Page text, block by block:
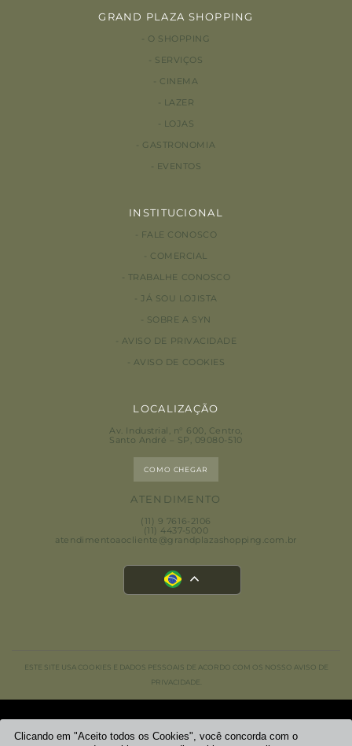
GRAND PLAZA SHOPPING
O SHOPPING
SERVIÇOS
CINEMA
LAZER
LOJAS
GASTRONOMIA
EVENTOS
INSTITUCIONAL
FALE CONOSCO
COMERCIAL
TRABALHE CONOSCO
JÁ SOU LOJISTA
SOBRE A SYN
AVISO DE PRIVACIDADE
AVISO DE COOKIES
LOCALIZAÇÃO
Av. Industrial, n° 600, Centro,
Santo André – SP, 09080-510
COMO CHEGAR
ATENDIMENTO
(11) 9 7616-2106
(11) 4437-5000
atendimentoaocliente@grandplazashopping.com.br
ESTE SITE USA COOKIES E DADOS PESSOAIS DE ACORDO COM OS NOSSO AVISO DE
PRIVACIDADE.
GRAND PLAZA SHOPPING
Clicando em "Aceito todos os Cookies", você concorda com o